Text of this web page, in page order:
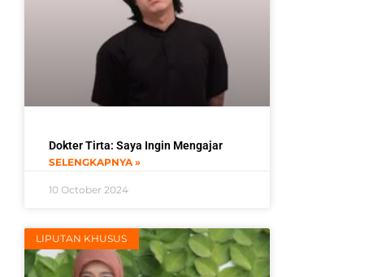
Dokter Tirta: Saya Ingin Mengajar
SELENGKAPNYA »
10 October 2024
LIPUTAN KHUSUS